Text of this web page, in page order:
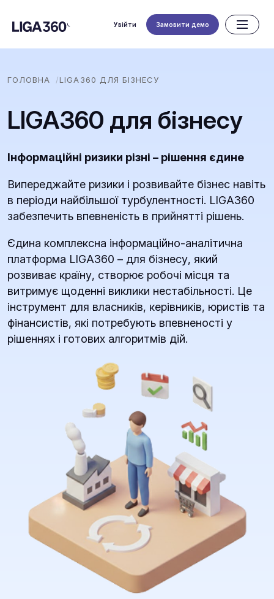
Увійти Замовити демо
ГОЛОВНА LIGA360 ДЛЯ БІЗНЕСУ
LIGA360 для бізнесу
Інформаційні ризики різні – рішення єдине
Випереджайте ризики і розвивайте бізнес навіть
в періоди найбільшої турбулентності. LIGA360
забезпечить впевненість в прийнятті рішень.
Єдина комплексна інформаційно-аналітична
платформа LIGA360 – для бізнесу, який
розвиває країну, створює робочі місця та
витримує щоденні виклики нестабільності. Це
інструмент для власників, керівників, юристів та
фінансистів, які потребують впевненості у
рішеннях і готових алгоритмів дій.